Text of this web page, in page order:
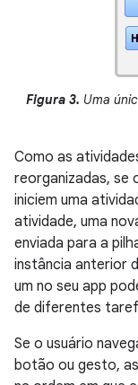
Figura 3. Uma
Como as
reorganizadas, se
iniciem uma
atividade, uma
enviada para a
instância anterior
um no seu app
de diferentes
Se o usuário
botão ou gesto,